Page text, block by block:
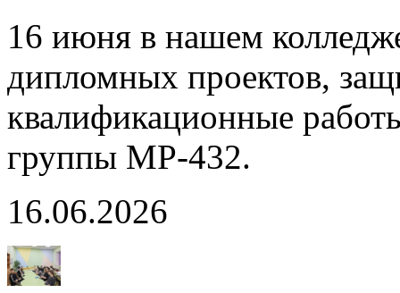
16 июня в нашем
дипломных проектов,
квалификационные
группы МР-432.
16.06.2026